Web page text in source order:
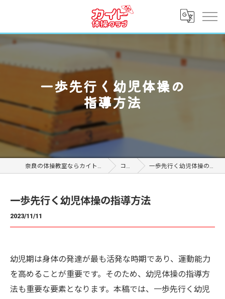
一歩先行く幼児体操の
指導方法
奈良の体操教室ならカイト体操クラブ コラム 一歩先行く幼児体操の指導方法
一歩先行く幼児体操の指導方法
2023/11/11
幼児期は身体の発達が最も活発な時期であり、運動能力
を高めることが重要です。そのため、幼児体操の指導方
法も重要な要素となります。本稿では、一歩先行く幼児